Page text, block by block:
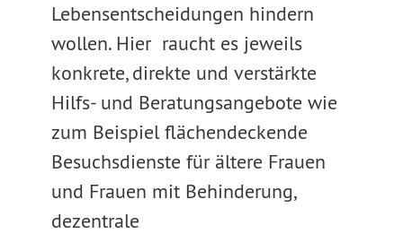
Lebensentscheidungen hindern
wollen. Hier raucht es jeweils
konkrete, direkte und verstärkte
Hilfs- und Beratungsangebote wie
zum Beispiel flächendeckende
Besuchsdienste für ältere Frauen
und Frauen mit Behinderung,
dezentrale